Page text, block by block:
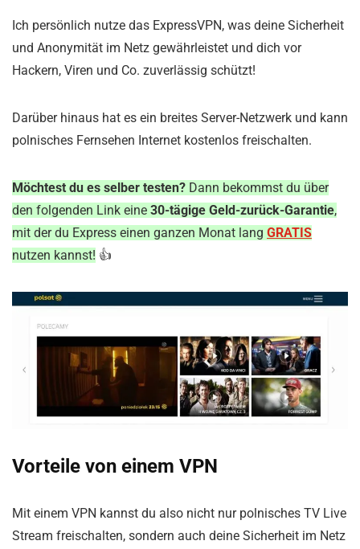
Ich persönlich nutze das ExpressVPN, was deine Sicherheit
und Anonymität im Netz gewährleistet und dich vor
Hackern, Viren und Co. zuverlässig schützt!
Darüber hinaus hat es ein breites Server-Netzwerk und kann
polnisches Fernsehen Internet kostenlos freischalten.
Möchtest du es selber testen? Dann bekommst du über
den folgenden Link eine 30-tägige Geld-zurück-Garantie,
mit der du Express einen ganzen Monat lang GRATIS
nutzen kannst! 👍
Vorteile von einem VPN
Mit einem VPN kannst du also nicht nur polnisches TV Live
Stream freischalten, sondern auch deine Sicherheit im Netz